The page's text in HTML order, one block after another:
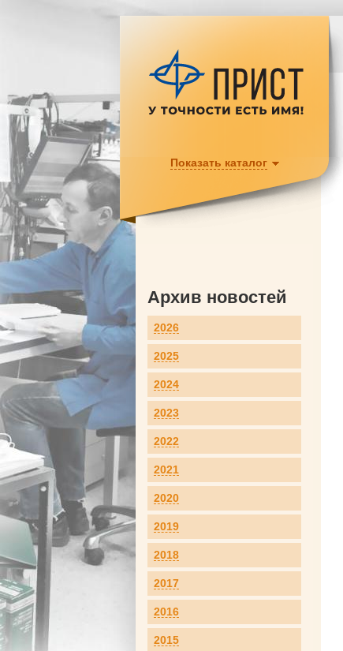
Показать каталог
Архив новостей
2026
2025
2024
2023
2022
2021
2020
2019
2018
2017
2016
2015